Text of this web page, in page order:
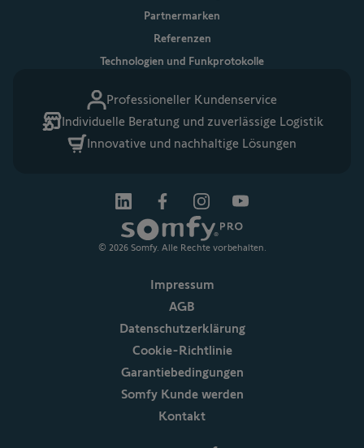
© 2026 Somfy. Alle Rechte vorbehalten.
Professioneller Kundenservice
Individuelle Beratung und zuverlässige Logistik
Innovative und nachhaltige Lösungen
Partnermarken
Referenzen
Technologien und Funkprotokolle
Impressum
AGB
Datenschutzerklärung
Cookie-Richtlinie
Garantiebedingungen
Somfy Kunde werden
Kontakt